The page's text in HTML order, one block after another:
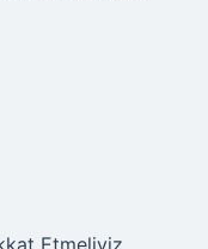
Etmeliyiz